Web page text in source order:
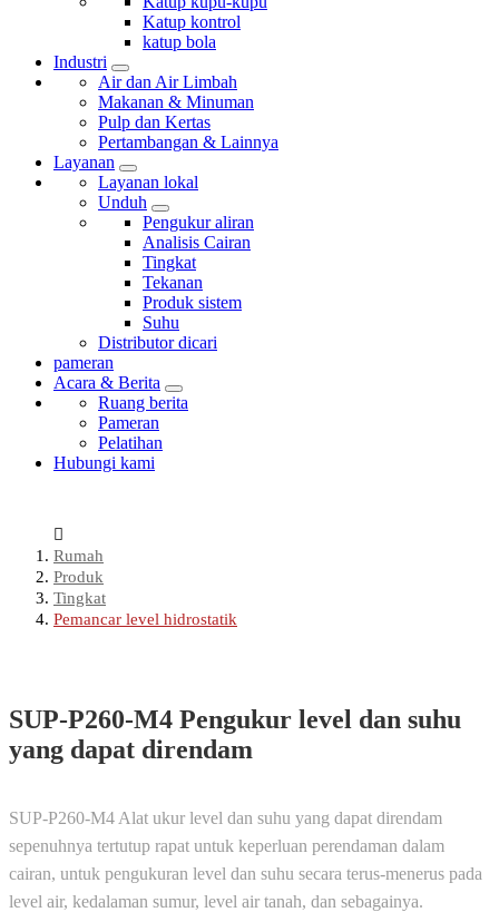
Katup kontrol
katup bola
Industri
Air dan Air Limbah
Makanan & Minuman
Pulp dan Kertas
Pertambangan & Lainnya
Layanan
Layanan lokal
Unduh
Pengukur aliran
Analisis Cairan
Tingkat
Tekanan
Produk sistem
Suhu
Distributor dicari
pameran
Acara & Berita
Ruang berita
Pameran
Pelatihan
Hubungi kami
Rumah
Produk
Tingkat
Pemancar level hidrostatik
SUP-P260-M4 Pengukur level dan suhu
yang dapat direndam
SUP-P260-M4 Alat ukur level dan suhu yang dapat direndam
sepenuhnya tertutup rapat untuk keperluan perendaman dalam
cairan, untuk pengukuran level dan suhu secara terus-menerus pada
level air, kedalaman sumur, level air tanah, dan sebagainya.